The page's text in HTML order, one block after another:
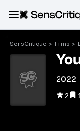
SensCritique > Films >
2022
2